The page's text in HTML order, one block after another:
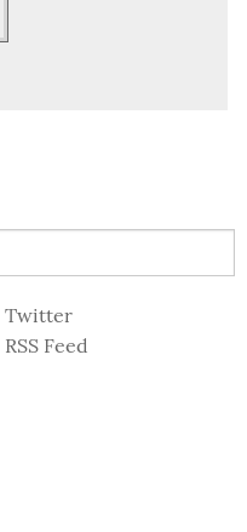
Twitter
RSS Feed